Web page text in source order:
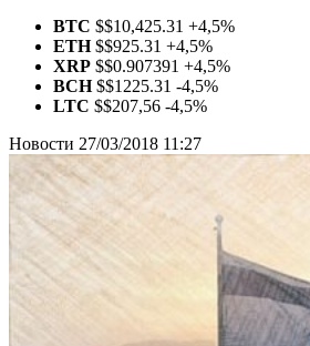
BTC $$10,425.31 +4,5%
ETH$$925.31 +4,5%
XRP $$0.907391 +4,5%
BCH$$1225.31 -4,5%
LTC $$207,56 -4,5%
Новости 27/03/2018 11:27